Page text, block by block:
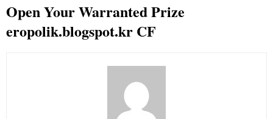
Open Your Warranted Prize
eropolik.blogspot.kr CF